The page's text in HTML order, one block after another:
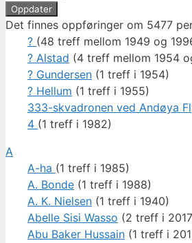
Det finnes oppføringer om 5477
? (48 treff mellom 1949 og
? Alstad (4 treff mellom 1954
? Gundersen (1 treff i 1954)
? Hellum (1 treff i 1955)
333-skvadronen ved Andøya
4 (1 treff i 1982)
A
A-ha (1 treff i 1985)
A. Bonde (1 treff i 1988)
A. K. Nielsen (1 treff i 1940)
Abelle Sisi Wasso (2 treff i
Abu Baker Hussain (1 treff i